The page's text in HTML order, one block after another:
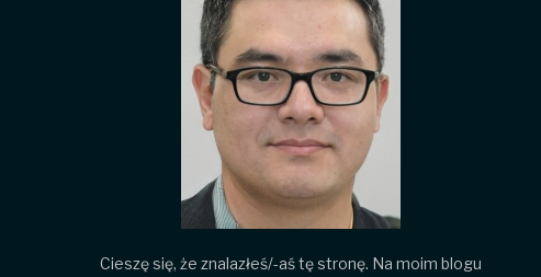
Cieszę się, że znalazłeś/-aś tę stronę. Na moim blogu